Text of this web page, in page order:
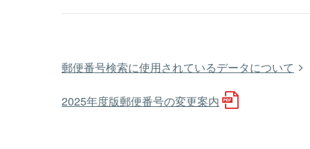
郵便番号検索に使用されているデータについて
2025年度版郵便番号の変更案内